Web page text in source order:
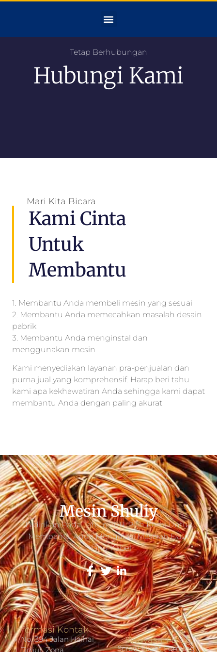
Tetap Berhubungan
Hubungi Kami
Mari Kita Bicara
Kami Cinta
Untuk
Membantu
1. Membantu Anda membeli mesin yang sesuai
2. Membantu Anda memecahkan masalah desain
pabrik
3. Membantu Anda menginstal dan
menggunakan mesin
Kami menyediakan layanan pra-penjualan dan
purna jual yang komprehensif. Harap beri tahu
kami apa kekhawatiran Anda sehingga kami dapat
membantu Anda dengan paling akurat
Mesin Shuliy
Didirikan Pada Tahun 2011. Pilih Kami Untuk
Membantu Anda Mengatasi Masalah Daur
Ulang Kabel.
Informasi Kontak
No.1394 Jalan Haihai
Timur, Zona
Wawasan Blog
Screw Flight Forming